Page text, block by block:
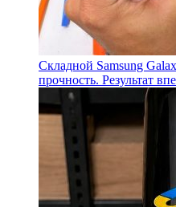
Складной Samsung
прочность. Результат